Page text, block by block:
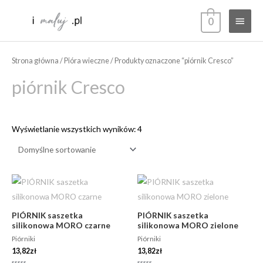
menu
0
Strona główna /Pióra wieczne/ Produkty oznaczone “piórnik Cresco”
piórnik Cresco
Wyświetlanie wszystkich wyników: 4
PIÓRNIK saszetka
silikonowa MORO czarne
Piórniki
13,82zł
PIÓRNIK saszetka
silikonowa MORO zielone
Piórniki
13,82zł